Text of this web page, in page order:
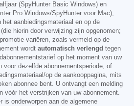
(SpyHunter Basic Windows) en
Pro Windows/SpyHunter voor Mac),
het aanbiedingsmateriaal en op de
hierin door verwijzing zijn opgenomen;
variëren, zoals vermeld op de
wordt automatisch verlengd tegen
op het moment van uw
voor dezelfde abonnementsperiode, of
op de aankooppagina, mits
abonnee bent. U ontvangt een melding
vóór het verstrijken van uw abonnement.
is onderworpen aan de algemene